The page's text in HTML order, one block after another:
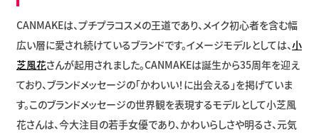
CANMAKEは、プチプラコスメの王道であり、メイク初心者を含む幅
広い層に愛され続けているブランドです。イメージモデルとしては、小
芝風花さんが起用されました。CANMAKEは誕生から35周年を迎え
ており、ブランドメッセージの「かわいい！に出会える」を掲げていま
す。このブランドメッセージの世界観を表現するモデルとして小芝風
花さんは、今大注目の若手女優であり、かわいらしさや明るさ、元気